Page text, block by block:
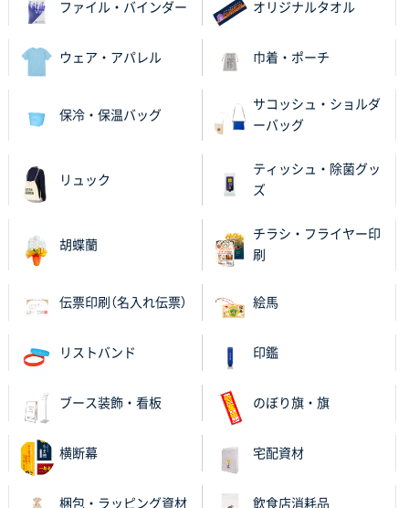
安い、早い
埼玉県G社様
兵庫県のお客様
100枚
ロゴが入れられること
ECOワンポイントポリ袋 A4サイズ（白）
他部署のスタッフからの指示
兵庫県S社様
A4箔押し名入れクリアファイル
以前発注しているので、データが残っている点が良か
ファイル・バインダー オリジナルタオル
ウェア・アパレル 巾着・ポーチ
保冷・保温バッグ
サコッシュ・ショルダ
ーバッグ
リュック
ティッシュ・除菌グッ
ズ
胡蝶蘭
チラシ・フライヤー印
刷
伝票印刷（名入れ伝票） 絵馬
リストバンド 印鑑
ブース装飾・看板 のぼり旗・旗
横断幕 宅配資材
梱包・ラッピング資材 飲食店消耗品